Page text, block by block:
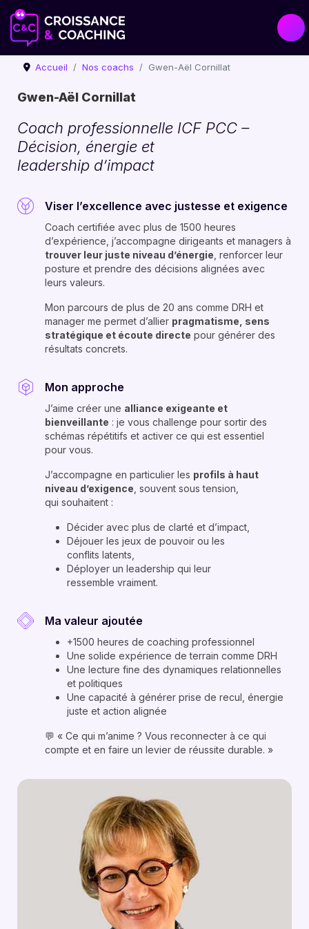
Accueil Nos coachs Gwen-Aël Cornillat
Gwen-Aël Cornillat
Coach professionnelle ICF PCC –
Décision, énergie et
leadership d’impact
Viser l’excellence avec justesse et exigence
Coach certifiée avec plus de 1500 heures
d’expérience, j’accompagne dirigeants et managers à
trouver leur juste niveau d’énergie , renforcer leur
posture et prendre des décisions alignées avec
leurs valeurs.
Mon parcours de plus de 20 ans comme DRH et
manager me permet d’allier pragmatisme, sens
stratégique et écoute directe pour générer des
résultats concrets.
Mon approche
J’aime créer une alliance exigeante et
bienveillante : je vous challenge pour sortir des
schémas répétitifs et activer ce qui est essentiel
pour vous.
J’accompagne en particulier les profils à haut
niveau d’exigence , souvent sous tension,
qui souhaitent :
Décider avec plus de clarté et d’impact,
Déjouer les jeux de pouvoir ou les
conflits latents,
Déployer un leadership qui leur
ressemble vraiment.
Ma valeur ajoutée
+1500 heures de coaching professionnel
Une solide expérience de terrain comme DRH
Une lecture fine des dynamiques relationnelles
et politiques
Une capacité à générer prise de recul, énergie
juste et action alignée
💬 « Ce qui m’anime ? Vous reconnecter à ce qui
compte et en faire un levier de réussite durable. »